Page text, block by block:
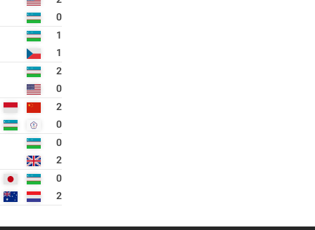
0
1
1
2
0
2
0
0
2
0
2